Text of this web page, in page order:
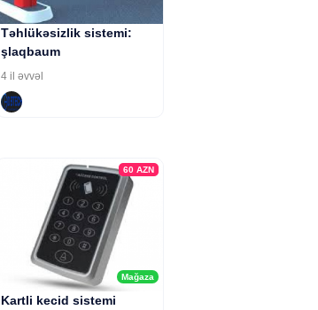
Təhlükəsizlik sistemi:
şlaqbaum
4 il əvvəl
Mağaza
60 AZN
Kartli kecid sistemi